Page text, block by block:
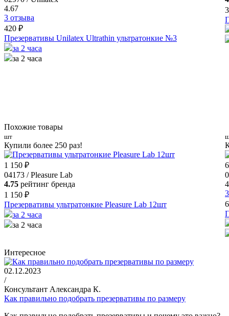
4.67
3 отзыва
420 ₽
Презервативы Unilatex Ultrathin ультратонкие №3
за 2 часа
за 2 часа
Похожие товары
шт
Купили более 250 раз!
1 150 ₽
04173 / Pleasure Lab
4.75 рейтинг бренда
1 150 ₽
Презервативы ультратонкие Pleasure Lab 12шт
за 2 часа
за 2 часа
Интересное
02.12.2023
/
Консультант Александра К.
Как правильно подобрать презервативы по размеру